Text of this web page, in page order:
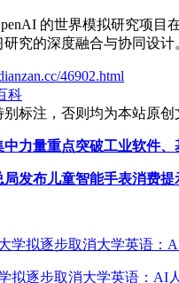
的世界模拟研究项目
究的深度融合与协同设计
46902.html
科
别标注，否则均为本站原
中力量重点突破工业软件
局发布儿童智能手表消费
拟逐步取消大学英语：AI